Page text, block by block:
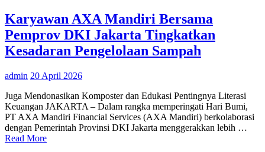
635
Atlet
Ramaikan
Wates
Kulonprogo
Karyawan AXA Mandiri Bersama
Pemprov DKI Jakarta Tingkatkan
Kesadaran Pengelolaan Sampah
admin 20 April 2026
Juga Mendonasikan Komposter dan Edukasi Pentingnya Literasi
Keuangan JAKARTA – Dalam rangka memperingati Hari Bumi,
PT AXA Mandiri Financial Services (AXA Mandiri) berkolaborasi
dengan Pemerintah Provinsi DKI Jakarta menggerakkan lebih …
Read More